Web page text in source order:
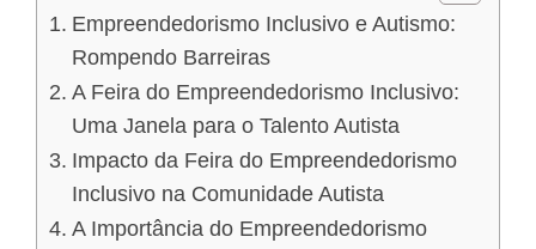
Empreendedorismo Inclusivo e Autismo:
Rompendo Barreiras
A Feira do Empreendedorismo Inclusivo:
Uma Janela para o Talento Autista
Impacto da Feira do Empreendedorismo
Inclusivo na Comunidade Autista
A Importância do Empreendedorismo